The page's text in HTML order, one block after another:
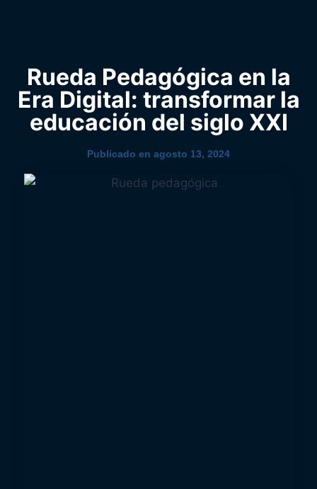
Rueda Pedagógica en la
Era Digital: transformar la
educación del siglo XXI
Publicado en agosto 13, 2024